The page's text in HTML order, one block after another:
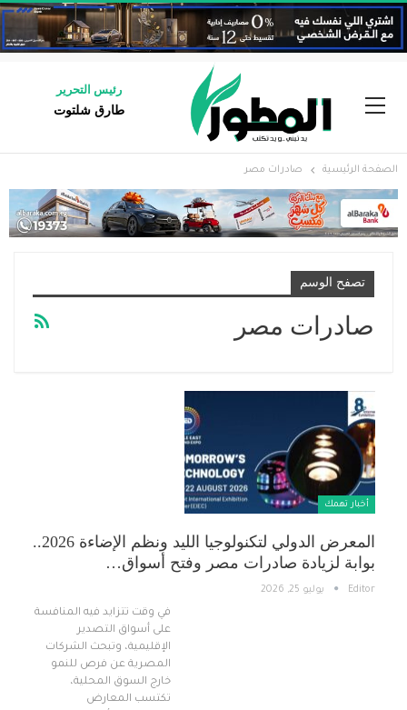
رئيس التحرير
طارق شلتوت
الصفحة الرئيسية صادرات مصر
تصفح الوسم
صادرات مصر
أخبار تهمك
المعرض الدولي لتكنولوجيا الليد ونظم الإضاءة 2026..
بوابة لزيادة صادرات مصر وفتح أسواق…
Editor يوليو 25, 2026
في وقت تتزايد فيه المنافسة
على أسواق التصدير
الإقليمية، وتبحث الشركات
المصرية عن فرص للنمو
خارج السوق المحلية،
تكتسب المعارض